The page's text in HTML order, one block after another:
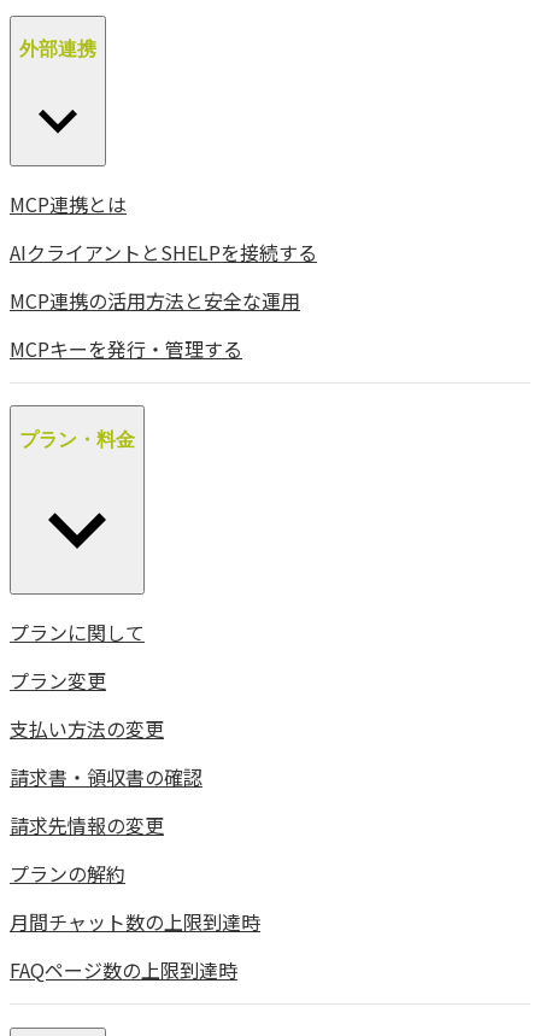
外部連携
MCP連携とは
AIクライアントとSHELPを接続する
MCP連携の活用方法と安全な運用
MCPキーを発行・管理する
プラン・料金
プランに関して
プラン変更
支払い方法の変更
請求書・領収書の確認
請求先情報の変更
プランの解約
月間チャット数の上限到達時
FAQページ数の上限到達時